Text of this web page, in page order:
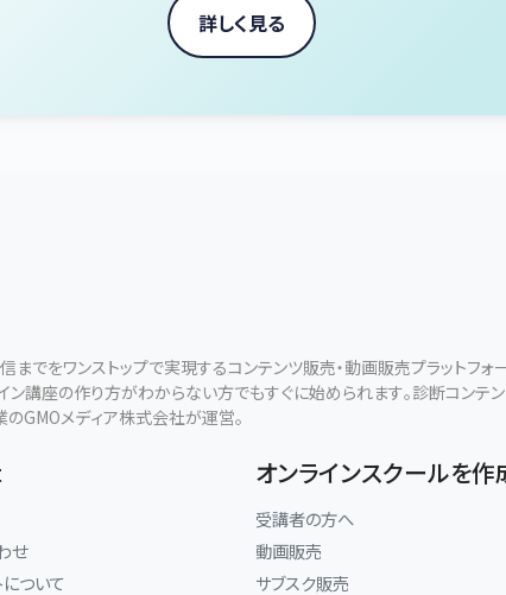
詳しく見る
でをワンストップで実現するコンテンツ販売・動画販売プラットフォ
ン講座の作り方がわからない方でもすぐに始められます。診断コンテ
のGMOメディア株式会社が運営。
せ
について
オンラインスクールを作
受講者の方へ
動画販売
サブスク販売